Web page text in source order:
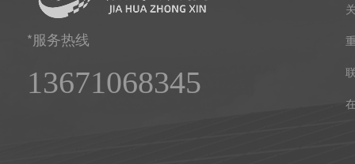
*服务热线
13671068345